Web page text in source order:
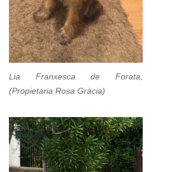
Lia Franxesca de Forata,
(Propietaria Rosa Gràcia)